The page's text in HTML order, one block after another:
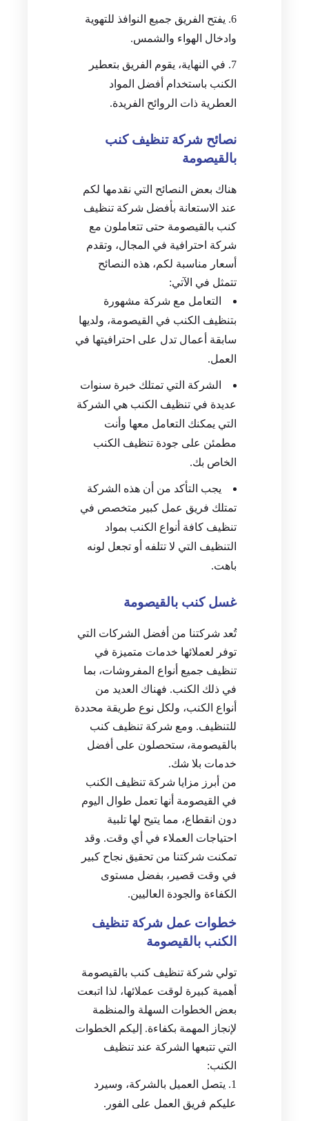
يفتح الفريق جميع النوافذ للتهوية
وادخال الهواء والشمس.
في النهاية، يقوم الفريق بتعطير
الكنب باستخدام أفضل المواد
العطرية ذات الروائح الفريدة.
نصائح شركة تنظيف كنب
بالقيصومة
هناك بعض النصائح التي نقدمها لكم
عند الاستعانة بأفضل شركة تنظيف
كنب بالقيصومة حتى تتعاملون مع
شركة احترافية في المجال، وتقدم
أسعار مناسبة لكم، هذه النصائح
تتمثل في الآتي:
التعامل مع شركة مشهورة
بتنظيف الكنب في القيصومة، ولديها
سابقة أعمال تدل على احترافيتها في
العمل.
الشركة التي تمتلك خبرة سنوات
عديدة في تنظيف الكنب هي الشركة
التي يمكنك التعامل معها وأنت
مطمئن على جودة تنظيف الكنب
الخاص بك.
يجب التأكد من أن هذه الشركة
تمتلك فريق عمل كبير متخصص في
تنظيف كافة أنواع الكنب بمواد
التنظيف التي لا تتلفه أو تجعل لونه
باهت.
غسل كنب بالقيصومة
تُعد شركتنا من أفضل الشركات التي
توفر لعملائها خدمات متميزة في
تنظيف جميع أنواع المفروشات، بما
في ذلك الكنب. فهناك العديد من
أنواع الكنب، ولكل نوع طريقة محددة
للتنظيف. ومع شركة تنظيف كنب
بالقيصومة، ستحصلون على أفضل
خدمات بلا شك.
من أبرز مزايا شركة تنظيف الكنب
في القيصومة أنها تعمل طوال اليوم
دون انقطاع، مما يتيح لها تلبية
احتياجات العملاء في أي وقت. وقد
تمكنت شركتنا من تحقيق نجاح كبير
في وقت قصير، بفضل مستوى
الكفاءة والجودة العاليين.
خطوات عمل شركة تنظيف
الكنب بالقيصومة
تولي شركة تنظيف كنب بالقيصومة
أهمية كبيرة لوقت عملائها، لذا اتبعت
بعض الخطوات السهلة والمنظمة
لإنجاز المهمة بكفاءة. إليكم الخطوات
التي تتبعها الشركة عند تنظيف
الكنب:
يتصل العميل بالشركة، وسيرد
عليكم فريق العمل على الفور.